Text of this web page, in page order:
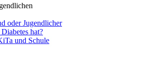
oder Jugendlicher
hat?
und Schule